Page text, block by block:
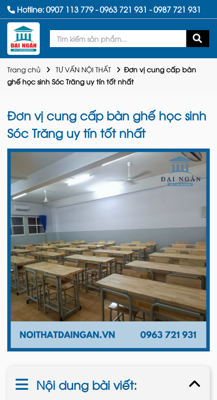
Hotline:0907 113 779-0963 721 931 -0987 721 931
Trang chủ TƯ VẤN NỘI THẤT
Đơn vị cung cấp bàn
ghế học sinh Sóc Trăng uy tín tốt nhất
Đơn vị cung cấp bàn ghế học sinh
Sóc Trăng uy tín tốt nhất
Nội dung bài viết: